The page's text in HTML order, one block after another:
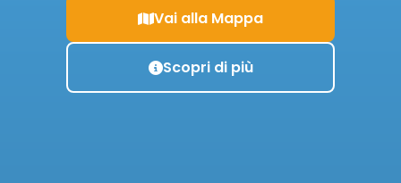
Vai alla Mappa
Scopri di più